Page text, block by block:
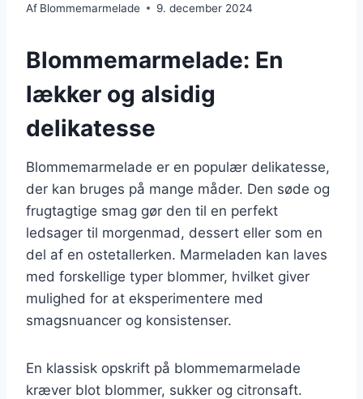
Af Blommemarmelade 9. december 2024
Blommemarmelade: En
lækker og alsidig
delikatesse
Blommemarmelade er en populær delikatesse,
der kan bruges på mange måder. Den søde og
frugtagtige smag gør den til en perfekt
ledsager til morgenmad, dessert eller som en
del af en ostetallerken. Marmeladen kan laves
med forskellige typer blommer, hvilket giver
mulighed for at eksperimentere med
smagsnuancer og konsistenser.
En klassisk opskrift på blommemarmelade
kræver blot blommer, sukker og citronsaft.